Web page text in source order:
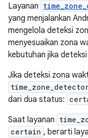
Layanan
yang menjalankan
mengelola deteksi
menyesuaikan zona
kebutuhan jika
Jika deteksi zona
dari dua status:
Saat layanan
certain , berarti